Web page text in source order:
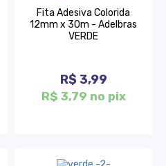
Fita Adesiva Colorida
12mm x 30m - Adelbras
VERDE
R$ 3,99
R$ 3,79 no pix